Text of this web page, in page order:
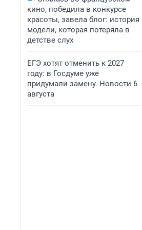
кино, победила в конкурсе
красоты, завела блог: история
модели, которая потеряла в
детстве слух
ЕГЭ хотят отменить к 2027
году: в Госдуме уже
придумали замену. Новости 6
августа